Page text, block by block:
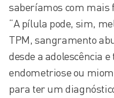
saberíamos com mais
“A pílula pode, sim,
TPM, sangramento
desde a adolescência
endometriose ou
para ter um